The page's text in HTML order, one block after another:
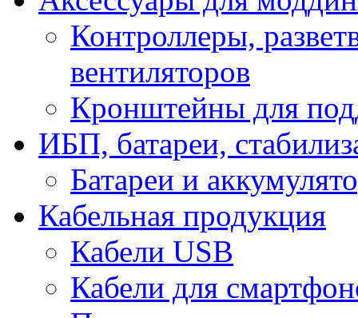
Контроллеры,
вентиляторов
Кронштейны для
ИБП, батареи,
Батареи и
Кабельная продукция
Кабели USB
Кабели для